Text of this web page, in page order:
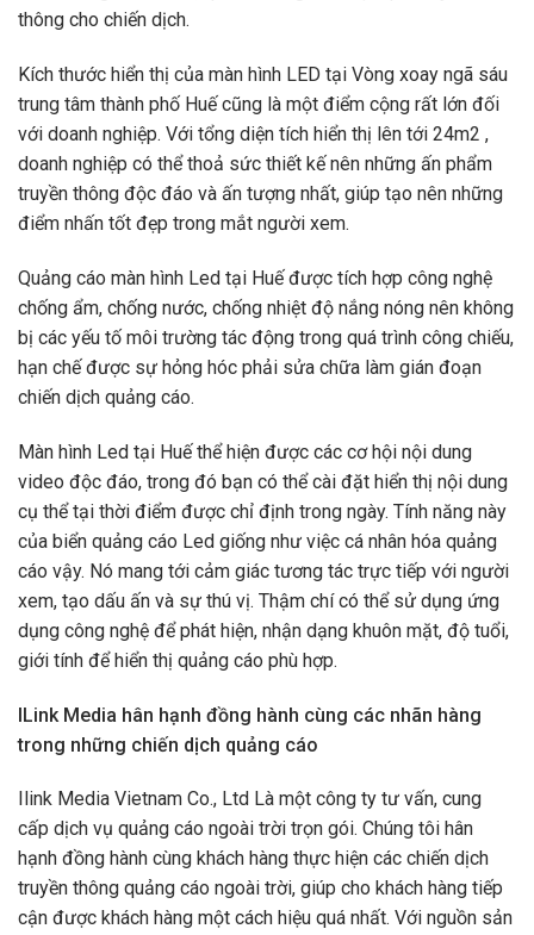
thông cho chiến dịch.
Kích thước hiển thị của màn hình LED tại Vòng xoay ngã sáu
trung tâm thành phố Huế cũng là một điểm cộng rất lớn đối
với doanh nghiệp. Với tổng diện tích hiển thị lên tới 24m2 ,
doanh nghiệp có thể thoả sức thiết kế nên những ấn phẩm
truyền thông độc đáo và ấn tượng nhất, giúp tạo nên những
điểm nhấn tốt đẹp trong mắt người xem.
Quảng cáo màn hình Led tại Huế được tích hợp công nghệ
chống ẩm, chống nước, chống nhiệt độ nắng nóng nên không
bị các yếu tố môi trường tác động trong quá trình công chiếu,
hạn chế được sự hỏng hóc phải sửa chữa làm gián đoạn
chiến dịch quảng cáo.
Màn hình Led tại Huế thể hiện​ được​ các cơ hội nội dung
video độc đáo, trong đó bạn có thể ​cài đặt ​hiển thị nội dung
cụ thể tại thời điểm được chỉ định​ trong ngày. Tính năng này
của biển quảng cáo Led giống như việc cá nhân hóa quảng
cáo vậy. ​Nó mang tới cảm giác tương tác trực tiếp với người
xem, tạo dấu ấn và sự thú vị. Thậm chí có thể sử dụng ứng
dụng công nghệ để phát hiện, nhận dạng khuôn mặt, độ tuổi,
giới tính để hiển thị quảng cáo phù hợp.
ILink Media hân hạnh đồng hành cùng các nhãn hàng
trong những chiến dịch quảng cáo
Ilink Media Vietnam Co., Ltd Là một công ty tư vấn, cung
cấp dịch vụ quảng cáo ngoài trời trọn gói. Chúng tôi hân
hạnh đồng hành cùng khách hàng thực hiện các chiến dịch
truyền thông quảng cáo ngoài trời, giúp cho khách hàng tiếp
cận được khách hàng một cách hiệu quá nhất. Với nguồn sản